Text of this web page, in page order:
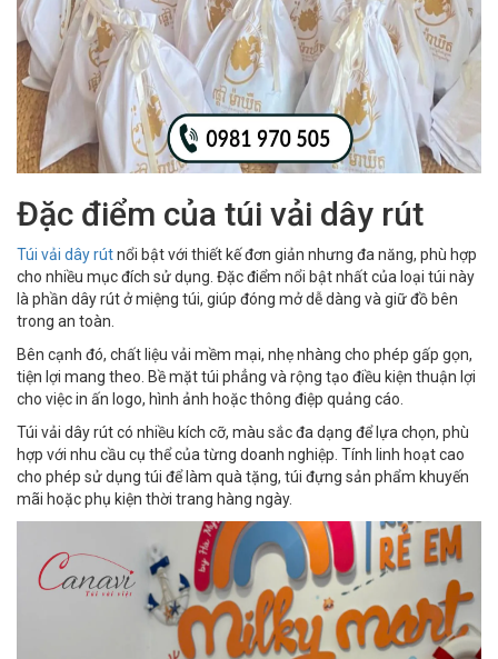
Đặc điểm của túi vải dây rút
Túi vải dây rútnổi bật với thiết kế đơn giản nhưng đa năng, phù hợp
cho nhiều mục đích sử dụng. Đặc điểm nổi bật nhất của loại túi này
là phần dây rút ở miệng túi, giúp đóng mở dễ dàng và giữ đồ bên
trong an toàn.
Bên cạnh đó, chất liệu vải mềm mại, nhẹ nhàng cho phép gấp gọn,
tiện lợi mang theo. Bề mặt túi phẳng và rộng tạo điều kiện thuận lợi
cho việc in ấn logo, hình ảnh hoặc thông điệp quảng cáo.
Túi vải dây rút có nhiều kích cỡ, màu sắc đa dạng để lựa chọn, phù
hợp với nhu cầu cụ thể của từng doanh nghiệp. Tính linh hoạt cao
cho phép sử dụng túi để làm quà tặng, túi đựng sản phẩm khuyến
mãi hoặc phụ kiện thời trang hàng ngày.